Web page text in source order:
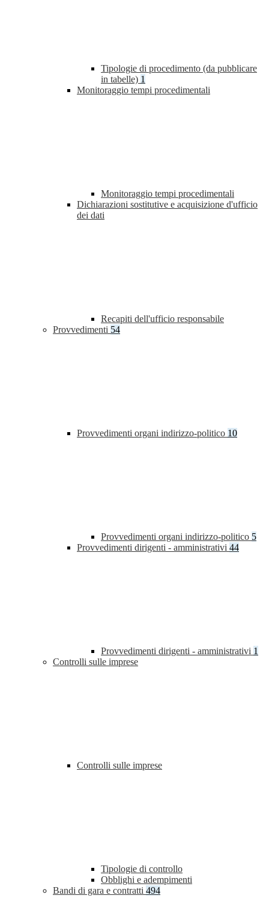
Tipologie di procedimento (da pubblicare
in tabelle) 1
Monitoraggio tempi procedimentali
Monitoraggio tempi procedimentali
Dichiarazioni sostitutive e acquisizione d'ufficio
dei dati
Recapiti dell'ufficio responsabile
Provvedimenti 54
Provvedimenti organi indirizzo-politico 10
Provvedimenti organi indirizzo-politico 5
Provvedimenti dirigenti - amministrativi 44
Provvedimenti dirigenti - amministrativi 1
Controlli sulle imprese
Controlli sulle imprese
Tipologie di controllo
Obblighi e adempimenti
Bandi di gara e contratti 494